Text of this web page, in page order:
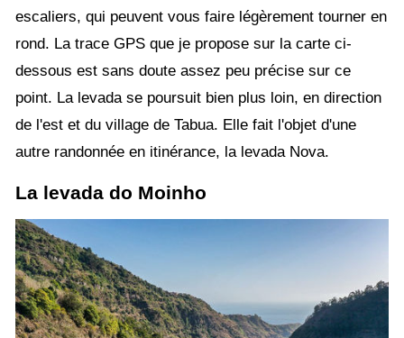
escaliers, qui peuvent vous faire légèrement tourner en
rond. La trace GPS que je propose sur la carte ci-
dessous est sans doute assez peu précise sur ce
point. La levada se poursuit bien plus loin, en direction
de l'est et du village de Tabua. Elle fait l'objet d'une
autre randonnée en itinérance, la levada Nova.
La levada do Moinho